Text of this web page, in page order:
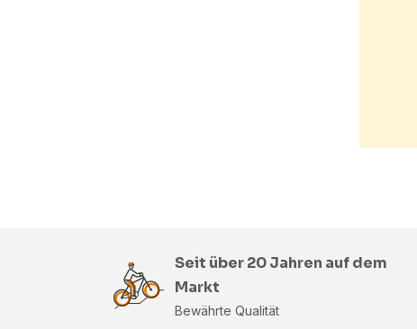
Seit über 20 Jahren auf dem
Markt
Bewährte Qualität